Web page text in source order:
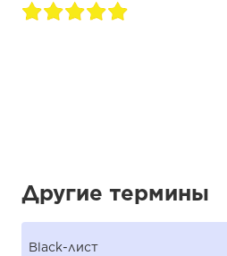
Другие термины
Black-лист